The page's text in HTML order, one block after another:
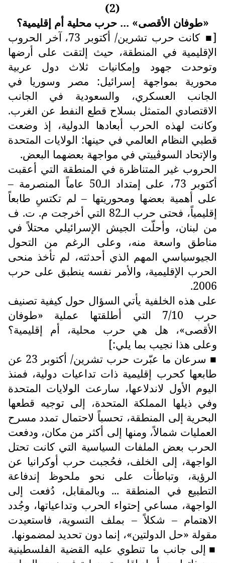
(2)
«طوفان الأقصى» ... حرب محلية أم إقليمية؟
[
■
كانت حرب تشرين/ أكتوبر 73، آخر الحروب
الإقليمية في المنطقة، حيث إلتقت على أرضها
وتوحدت جهود وإمكانيات ثلاث دول عربية
محورية بمواجهة إسرائيل: مصر وسوريا في
الجانب العسكري، والسعودية في الجانب
الاقتصادي المتمثل بسلاح قطع النفط عن الغرب.
وكانت لهذه الحرب أبعادها الدولية، إذ وضعت
قطبي النظام العالمي في حينها: الولايات المتحدة
والإتحاد السوڤييتي في مواجهة بعضهما البعض.
الحروب غير المتناظرة في المنطقة التي أعقبت
أكتوبر 73، على إمتداد الـ50 عاماً المنصرمة –
على أهمية بعضها ومحوريتها – لم تكتسِ طابعاً
إقليمياً، فحتى حرب الـ82 التي أخرجت م. ت. ف
من لبنان، وأحلّت الجيش الإسرائيلي محتلاً في
مناطق واسعة منه، وعلى الرغم من التحول
الجيوسياسي المهم الذي أحدثته، لم تأخذ منحى
الحرب الإقليمية، والأمر نفسه ينطبق على حرب
2006.
على هذه الخلفية يأتي السؤال حول كيفية تصنيف
حرب 7/10 التي أطلقتها عملية «طوفان
الأقصى»، هل هي حرب محلية، أم إقليمية؟
وعلى هذا نجيب بما يلي:]
■
سرعان ما عبّرت حرب تشرين/ أكتوبر 23 عن
طابعها كحرب إقليمية ذات تداعيات دولية، فمنذ
اليوم الأول لاندلاعها، سارعت الولايات المتحدة
وفي ذيلها المملكة المتحدة، إلى توجيه قطعها
البحرية إلى المنطقة، تحسباً لاحتمال تمدد مسرح
العمليات شمالاً، ومنها إلى أكثر من مكان، ودفعت
الحرب بعض الملفات السياسية التي كانت تحتل
الواجهة، إلى الخلف، فحُجبت حرب أوكرانيا عن
الرؤية، وتباطأت على نحو ملحوظ إندفاعة
التطبيع في المنطقة ... وبالمقابل، دُفعت إلى
الواجهة، مساعي إحتواء الحرب وتداعياتها، وجُدد
الاهتمام – شكلاً – بملف التسوية، فاستعيدت
مقولة «حل الدولتين»، إنما دون تحديد لمضمونها.
■ إلى جانب ما تنطوي عليه القضية الفلسطينية